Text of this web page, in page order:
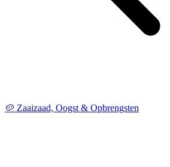
🥔 Zaaizaad, Oogst & Opbrengsten